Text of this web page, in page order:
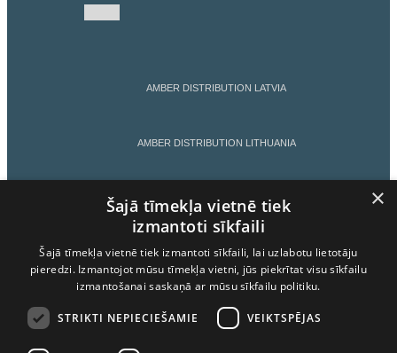
AMBER DISTRIBUTION LATVIA
AMBER DISTRIBUTION LITHUANIA
AMBER DISTRIBUTION ESTONIA
AMBER LATVIJAS BALZAMS
LIETOŠANAS NOTEIKUMI
×
Šajā tīmekļa vietnē tiek
izmantoti sīkfaili
Šajā tīmekļa vietnē tiek izmantoti sīkfaili, lai uzlabotu lietotāju
pieredzi. Izmantojot mūsu tīmekļa vietni, jūs piekrītat visu sīkfailu
izmantošanai saskaņā ar mūsu sīkfailu politiku.
STRIKTI NEPIECIEŠAMIE VEIKTSPĒJAS